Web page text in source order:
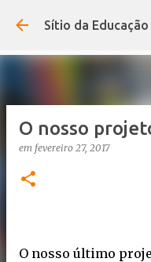
Avançar
Sítio da Educação
O nosso
em fevereiro 27, 2017
O nosso último